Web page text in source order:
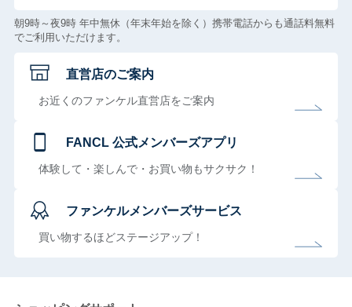
朝9時～夜9時 年中無休（年末年始を除く）携帯電話からも通話料無料
でご利用いただけます。
直営店のご案内
お近くのファンケル直営店をご案内
FANCL 公式メンバーズアプリ
体験して・楽しんで・お買い物もサクサク！
ファンケルメンバーズサービス
買い物するほどステージアップ！